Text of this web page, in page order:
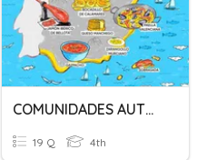
COMUNIDADES AUTÓNOMAS Y PROVINCIAS
19 Q 4th